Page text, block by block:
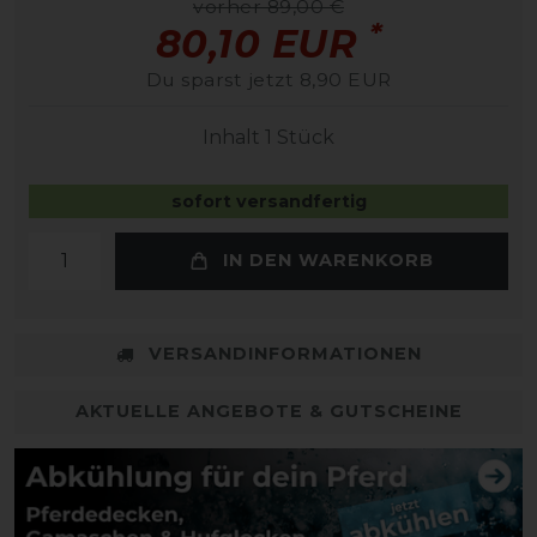
vorher 89,00 €
80,10 EUR *
Du sparst jetzt 8,90 EUR
Inhalt 1 Stück
sofort versandfertig
IN DEN WARENKORB
VERSANDINFORMATIONEN
AKTUELLE ANGEBOTE & GUTSCHEINE